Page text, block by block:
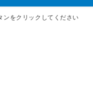
ン をクリックしてください